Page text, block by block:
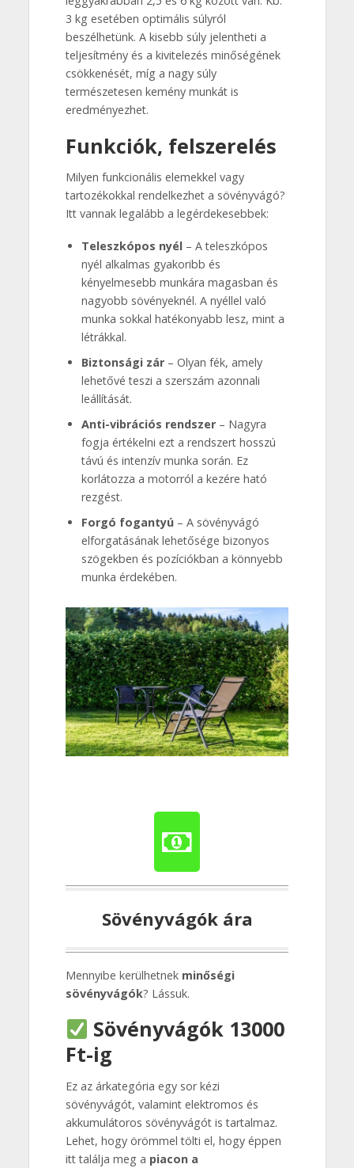
3 kg esetében optimális súlyról
beszélhetünk. A kisebb súly jelentheti a
teljesítmény és a kivitelezés minőségének
csökkenését, míg a nagy súly
természetesen kemény munkát is
eredményezhet.
Funkciók, felszerelés
Milyen funkcionális elemekkel vagy
tartozékokkal rendelkezhet a sövényvágó?
Itt vannak legalább a legérdekesebbek:
Teleszkópos nyél– A teleszkópos
nyél alkalmas gyakoribb és
kényelmesebb munkára magasban és
nagyobb sövényeknél. A nyéllel való
munka sokkal hatékonyabb lesz, mint a
létrákkal.
Biztonsági zár– Olyan fék, amely
lehetővé teszi a szerszám azonnali
leállítását.
Anti-vibrációs rendszer– Nagyra
fogja értékelni ezt a rendszert hosszú
távú és intenzív munka során. Ez
korlátozza a motorról a kezére ható
rezgést.
Forgó fogantyú– A sövényvágó
elforgatásának lehetősége bizonyos
szögekben és pozíciókban a könnyebb
munka érdekében.
Sövényvágók ára
Mennyibe kerülhetnek minőségi
sövényvágók? Lássuk.
Sövényvágók 13000
Ft-ig
Ez az árkategória egy sor kézi
sövényvágót, valamint elektromos és
akkumulátoros sövényvágót is tartalmaz.
Lehet, hogy örömmel tölti el, hogy éppen
itt találja meg a piacon a